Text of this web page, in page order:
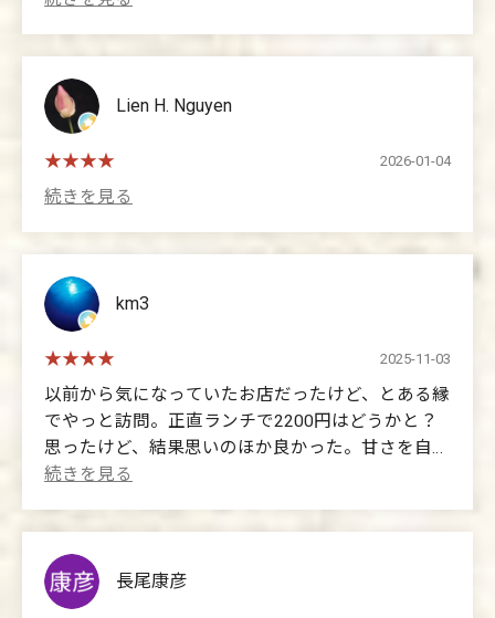
The meat is incredibly tender and tastes amazing!!
A5-grade meat for this price?! All I can say is it's
amazing (lol). The eggs are also high-quality!! It was
delicious!
Lien H. Nguyen
2026-01-04
km3
2025-11-03
以前から気になっていたお店だったけど、とある縁
でやっと訪問。正直ランチで2200円はどうかと？
思ったけど、結果思いのほか良かった。甘さを自分
好みに調整出来るのは◯、量食べる人には物足りな
来るので。私的には量も丁度良かったし歳を取ると
良い物を少しがベスト。たまにはオススメです。
(Translated by Google)
長尾康彦